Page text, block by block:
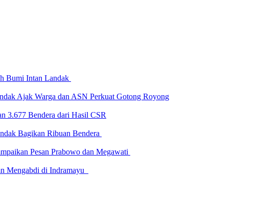
Bumi Intan Landak
Ajak Warga dan ASN Perkuat Gotong Royong
3.677 Bendera dari Hasil CSR
Bagikan Ribuan Bendera
Pesan Prabowo dan Megawati
Mengabdi di Indramayu